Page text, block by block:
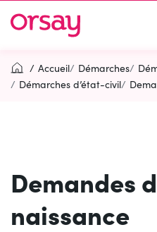
navigation
au
au
page
Ville d’Orsay
Contactez-nous
Accueil Démarches
Démarches d’état-civil
Demandes
naissance